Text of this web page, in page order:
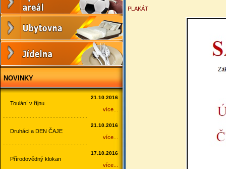
NOVINKY
21.10.2016
Toulání v říjnu
více...
21.10.2016
Druháci a DEN ČAJE
více...
17.10.2016
Přírodovědný klokan
více...
PLAKÁT